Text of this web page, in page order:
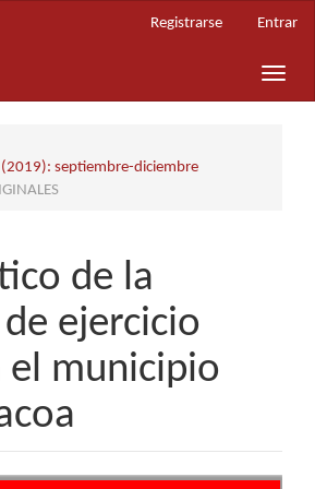
Registrarse Entrar
Toggle
septiembre-diciembre
de la
ejercicio
el municipio